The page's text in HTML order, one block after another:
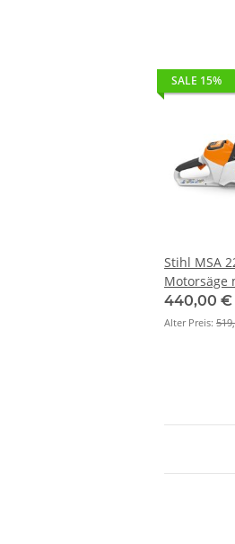
SALE 15%
Stihl MSA
Motorsäge
440,00 €
Alter Preis: